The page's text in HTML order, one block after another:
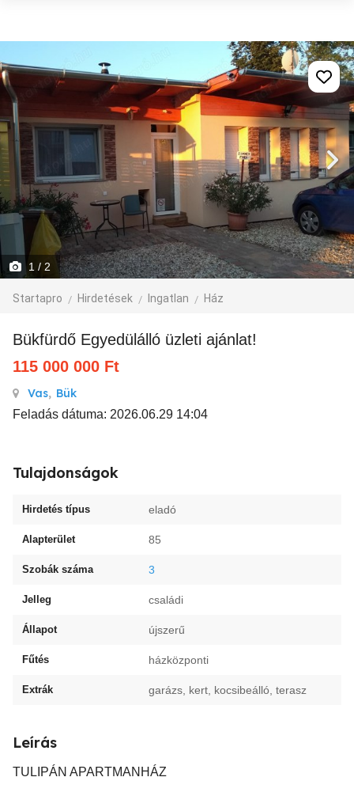
1 / 2
Startapro Hirdetések Ingatlan Ház
Bükfürdő Egyedülálló üzleti ajánlat!
115 000 000 Ft
Vas, Bük
Feladás dátuma: 2026.06.29 14:04
Tulajdonságok
Hirdetés típus eladó
Alapterület 85
Szobák száma 3
Jelleg családi
Állapot újszerű
Fűtés házközponti
Extrák garázs, kert, kocsibeálló, terasz
Leírás
TULIPÁN APARTMANHÁZ